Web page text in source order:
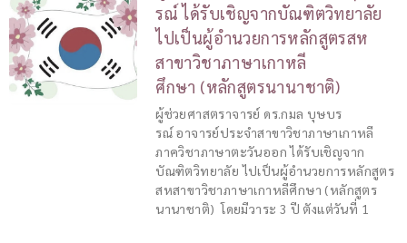
รณ์ ได้รับเชิญจากบัณฑิตวิทยาลัย
ไปเป็นผู้อำนวยการหลักสูตรสห
สาขาวิชาภาษาเกาหลี
ศึกษา (หลักสูตรนานาชาติ)
ผู้ช่วยศาสตราจารย์ ดร.กมล บุษบร
รณ์ อาจารย์ประจำสาขาวิชาภาษาเกาหลี
ภาควิชาภาษาตะวันออก ได้รับเชิญจาก
บัณฑิตวิทยาลัย ไปเป็นผู้อำนวยการหลักสูตร
สหสาขาวิชาภาษาเกาหลีศึกษา (หลักสูตร
นานาชาติ) โดยมีวาระ 3 ปี ตังแต่วันที่ 1